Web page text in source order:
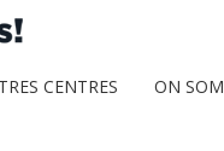
CENTRES ON SOM